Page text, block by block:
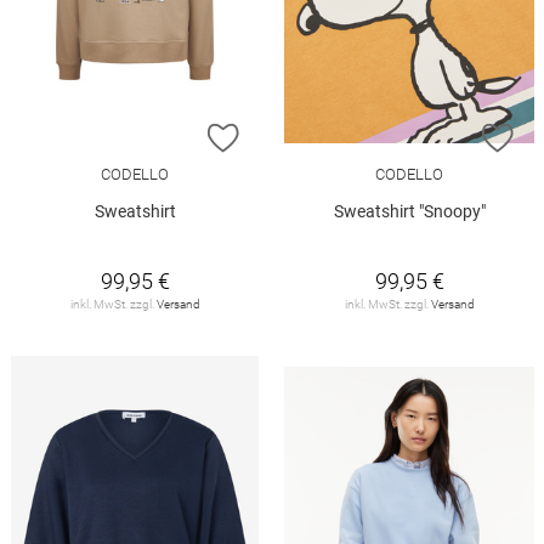
ZUR WUNSCHLISTE HINZUFÜGEN
CODELLO
Sweatshirt
99,95 €
inkl. MwSt. zzgl. Versand
CODELLO
Sweatshirt "Snoopy"
99,95 €
inkl. MwSt. zzgl. Versand